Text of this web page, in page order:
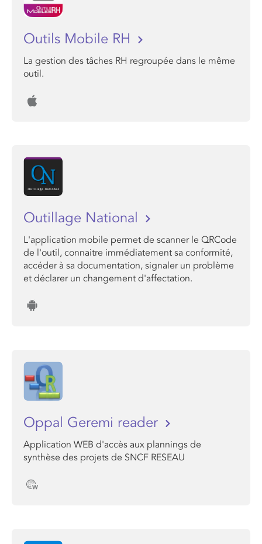
Outils Mobile RH
La gestion des tâches RH regroupée dans le même
outil.
Outillage National
L'application mobile permet de scanner le QRCode
de l'outil, connaitre immédiatement sa conformité,
accéder à sa documentation, signaler un problème
et déclarer un changement d'affectation.
Oppal Geremi reader
Application WEB d'accès aux plannings de
synthèse des projets de SNCF RESEAU